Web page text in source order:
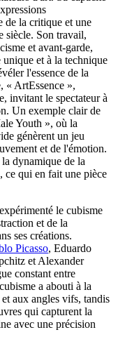
de la critique et une
siècle. Son travail,
et avant-garde,
unique et à la technique
l'essence de la
« ArtEssence »,
invitant le spectateur à
Un exemple clair de
Youth », où la
génèrent un jeu
et de l'émotion.
dynamique de la
ce qui en fait une pièce
le cubisme
et de la
ses créations.
Picasso, Eduardo
et Alexander
constant entre
a abouti à la
aux angles vifs, tandis
qui capturent la
avec une précision